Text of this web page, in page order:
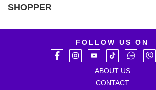
SHOPPER
FOLLOW US ON
ABOUT US
CONTACT